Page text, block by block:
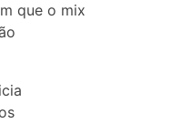
que o mix